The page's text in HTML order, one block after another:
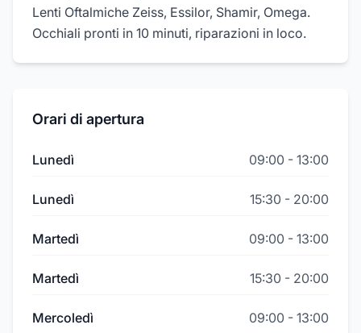
Lenti Oftalmiche Zeiss, Essilor, Shamir, Omega.
Occhiali pronti in 10 minuti, riparazioni in loco.
Orari di apertura
Lunedì 09:00 - 13:00
Lunedì 15:30 - 20:00
Martedì 09:00 - 13:00
Martedì 15:30 - 20:00
Mercoledì 09:00 - 13:00